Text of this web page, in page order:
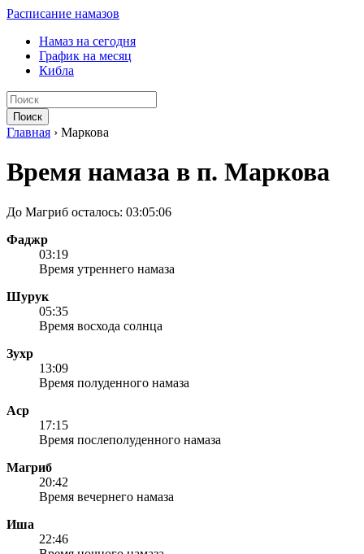
Расписание намазов
Намаз на сегодня
График на месяц
Кибла
Поиск
Главная › Маркова
Время намаза в п. Маркова
До Магриб осталось: 03:05:06
Фаджр
03:19
Время утреннего намаза
Шурук
05:35
Время восхода солнца
Зухр
13:09
Время полуденного намаза
Аср
17:15
Время послеполуденного намаза
Магриб
20:42
Время вечернего намаза
Иша
22:46